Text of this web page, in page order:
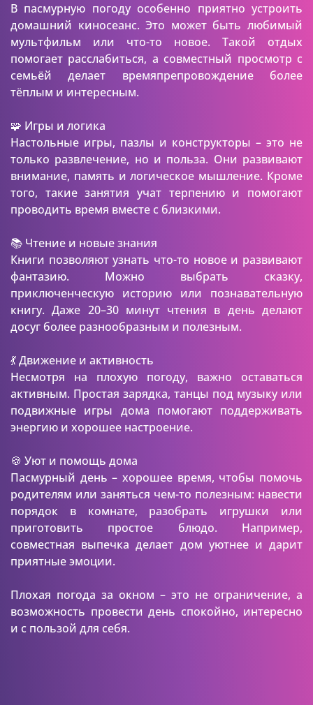
В пасмурную погоду особенно приятно устроить
домашний киносеанс. Это может быть любимый
мультфильм или что-то новое. Такой отдых
помогает расслабиться, а совместный просмотр с
семьёй делает времяпрепровождение более
тёплым и интересным.
🧩 Игры и логика
Настольные игры, пазлы и конструкторы – это не
только развлечение, но и польза. Они развивают
внимание, память и логическое мышление. Кроме
того, такие занятия учат терпению и помогают
проводить время вместе с близкими.
📚 Чтение и новые знания
Книги позволяют узнать что-то новое и развивают
фантазию. Можно выбрать сказку,
приключенческую историю или познавательную
книгу. Даже 20–30 минут чтения в день делают
досуг более разнообразным и полезным.
💃 Движение и активность
Несмотря на плохую погоду, важно оставаться
активным. Простая зарядка, танцы под музыку или
подвижные игры дома помогают поддерживать
энергию и хорошее настроение.
🍪 Уют и помощь дома
Пасмурный день – хорошее время, чтобы помочь
родителям или заняться чем-то полезным: навести
порядок в комнате, разобрать игрушки или
приготовить простое блюдо. Например,
совместная выпечка делает дом уютнее и дарит
приятные эмоции.
Плохая погода за окном – это не ограничение, а
возможность провести день спокойно, интересно
и с пользой для себя.